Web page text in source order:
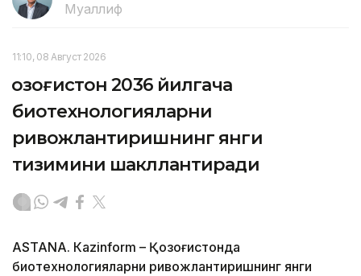
Муаллиф
11:10, 08 Август 2026
Қозоғистон 2036 йилгача
биотехнологияларни
ривожлантиришнинг янги
тизимини шакллантиради
ASTANА. Кazinform – Қозоғистонда
биотехнологияларни ривожлантиришнинг янги